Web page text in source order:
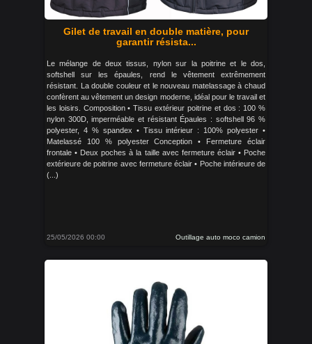
Gilet de travail en double matière, pour
garantir résista...
Le mélange de deux tissus, nylon sur la poitrine et le dos,
softshell sur les épaules, rend le vêtement extrêmement
résistant. La double couleur et le nouveau matelassage à chaud
confèrent au vêtement un design moderne, idéal pour le travail et
les loisirs. Composition • Tissu extérieur poitrine et dos : 100 %
nylon 300D, imperméable et résistant Épaules : softshell 96 %
polyester, 4 % spandex • Tissu intérieur : 100% polyester •
Matelassé 100 % polyester Conception • Fermeture éclair
frontale • Deux poches à la taille avec fermeture éclair • Poche
extérieure de poitrine avec fermeture éclair • Poche intérieure de
(...)
25/05/2026 00:00 Outillage auto moco camion